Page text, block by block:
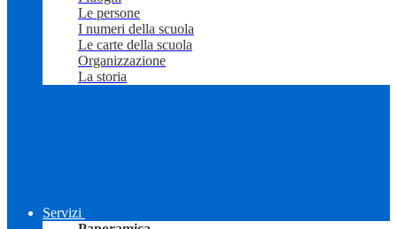
Le persone
I numeri della scuola
Le carte della scuola
Organizzazione
La storia
Servizi